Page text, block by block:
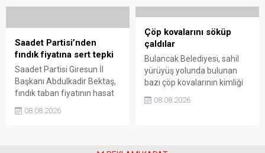
Valiliği, Tarım ve Orman İl
Müdürlüğü ile ilgili kurumları
denetime çağırdı. Akdoğan,
yüzde 50’ye ulaşan fiyat
farklarının araştırılması
gerektiğini söyledi.
Saadet Partisi’nden
fındık fiyatına sert tepki
Saadet Partisi Giresun İl
Başkanı Abdulkadir Bektaş,
fındık taban fiyatının hasat
açıklanmamasına tepki
08.08.2026
Çöp kovalarını söküp
çaldılar
Bulancak Belediyesi, sahil
yürüyüş yolunda bulunan
bazı çöp kovalarının kimliği
sökülerek çalındığını açıkladı.
08.08.2026